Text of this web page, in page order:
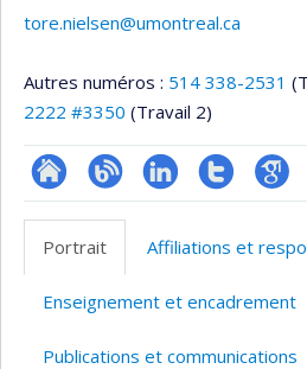
tore.nielsen@umontreal.ca
Autres numéros : 514 338-2531
2222 #3350 (Travail 2)
Site
l’unité
recherche
BlogueLinkedInCompte
Portrait Affiliations et
Enseignement et encadrement
Publications et communications